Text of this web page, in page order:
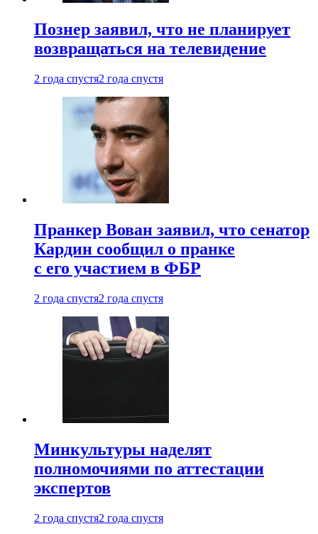
Познер заявил, что не планирует
возвращаться на телевидение
2 года спустя2 года спустя
Пранкер Вован заявил, что сенатор
Кардин сообщил о пранке
с его участием в ФБР
2 года спустя2 года спустя
Минкультуры наделят
полномочиями по аттестации
экспертов
2 года спустя2 года спустя